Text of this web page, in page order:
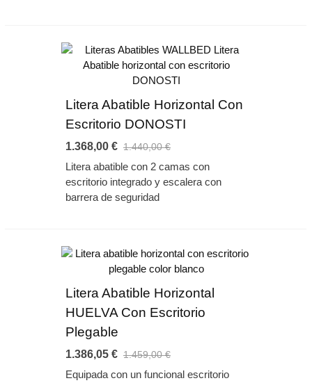
Litera Abatible Horizontal Con
Escritorio DONOSTI
1.368,00 € 1.440,00 €
Litera abatible con 2 camas con
escritorio integrado y escalera con
barrera de seguridad
Litera Abatible Horizontal
HUELVA Con Escritorio
Plegable
1.386,05 € 1.459,00 €
Equipada con un funcional escritorio